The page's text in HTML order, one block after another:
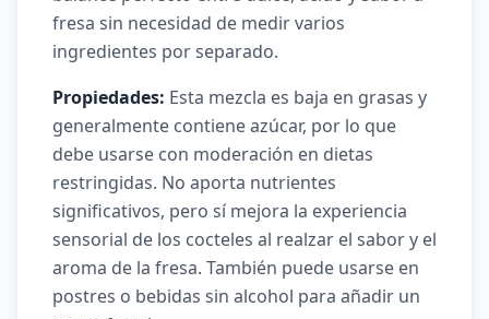
fresa sin necesidad de medir varios
ingredientes por separado.
Propiedades: Esta mezcla es baja en grasas y
generalmente contiene azúcar, por lo que
debe usarse con moderación en dietas
restringidas. No aporta nutrientes
significativos, pero sí mejora la experiencia
sensorial de los cocteles al realzar el sabor y el
aroma de la fresa. También puede usarse en
postres o bebidas sin alcohol para añadir un